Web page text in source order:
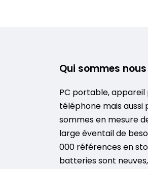
Qui sommes nous
PC portable,
téléphone mais aussi
sommes en mesure
large éventail de
000 références en
batteries sont